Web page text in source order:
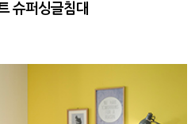
슈퍼싱글침대